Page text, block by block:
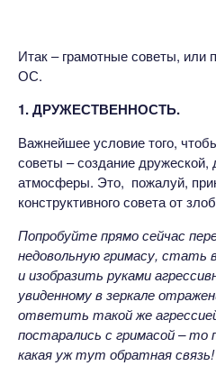
Итак – грамотные советы,
ОС.
1. ДРУЖЕСТВЕННОСТЬ.
Важнейшее условие того,
советы – создание дружеской,
атмосферы. Это, пожалуй,
конструктивного совета от
Попробуйте прямо сейчас
недовольную гримасу, стать
и изобразить руками
увиденному в зеркале
ответить такой же
постарались с гримасой –
какая уж тут обратная связь!